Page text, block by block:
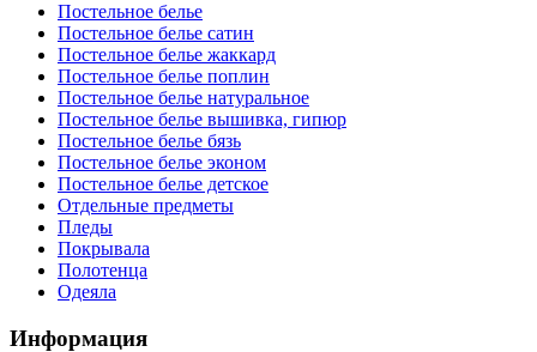
Постельное белье
Постельное белье сатин
Постельное белье жаккард
Постельное белье поплин
Постельное белье натуральное
Постельное белье вышивка, гипюр
Постельное белье бязь
Постельное белье эконом
Постельное белье детское
Отдельные предметы
Пледы
Покрывала
Полотенца
Одеяла
Информация